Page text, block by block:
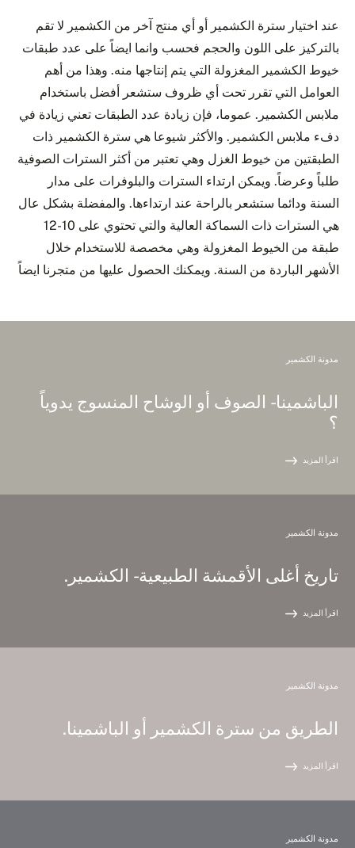
عند اختيار سترة الكشمير أو أي منتج آخر من الكشمير لا تقم
بالتركيز على اللون والحجم فحسب وانما ايضاً على عدد طبقات
خيوط الكشمير المغزولة التي يتم إنتاجها منه. وهذا من أهم
العوامل التي تقرر تحت أي ظروف ستشعر أفضل باستخدام
ملابس الكشمير. عموما، فإن زيادة عدد الطبقات تعني زيادة في
دفء ملابس الكشمير. والأكثر شيوعا هي سترة الكشمير ذات
الطبقتين من خيوط الغزل وهي تعتبر من أكثر السترات الصوفية
طلباً وعرضاً. ويمكن ارتداء السترات والبلوفرات على مدار
السنة ودائما ستشعر بالراحة عند ارتداءها. والمفضلة بشكل عال
هي السترات ذات السماكة العالية والتي تحتوي على 10-12
طبقة من الخيوط المغزولة وهي مخصصة للاستخدام خلال
الأشهر الباردة من السنة. ويمكنك الحصول عليها من متجرنا ايضاً
مدونة الكشمير
الباشمينا - الصوف أو الوشاح المنسوج يدوياً
؟
اقرأ المزيد
مدونة الكشمير
تاريخ أغلى الأقمشة الطبيعية - الكشمير.
اقرأ المزيد
مدونة الكشمير
الطريق من سترة الكشمير أو الباشمينا.
اقرأ المزيد
مدونة الكشمير